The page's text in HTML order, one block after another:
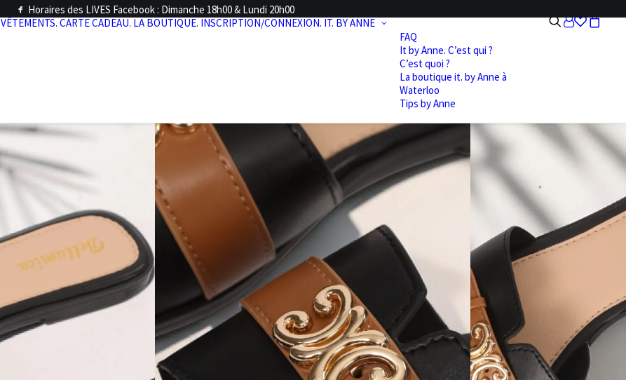
Horaires des LIVES Facebook : Dimanche 18h00 & Lundi 20h00
VÊTEMENTS. CARTE CADEAU. LA BOUTIQUE. INSCRIPTION/CONNEXION. IT. BY ANNE
FAQ
It by Anne. C’est qui ?
C’est quoi ?
La boutique it. by Anne à
Waterloo
Tips by Anne